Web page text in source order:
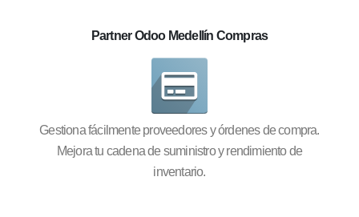
Partner Odoo Medellín Compras
Gestiona fácilmente proveedores y órdenes de compra.
Mejora tu cadena de suministro y rendimiento de
inventario.